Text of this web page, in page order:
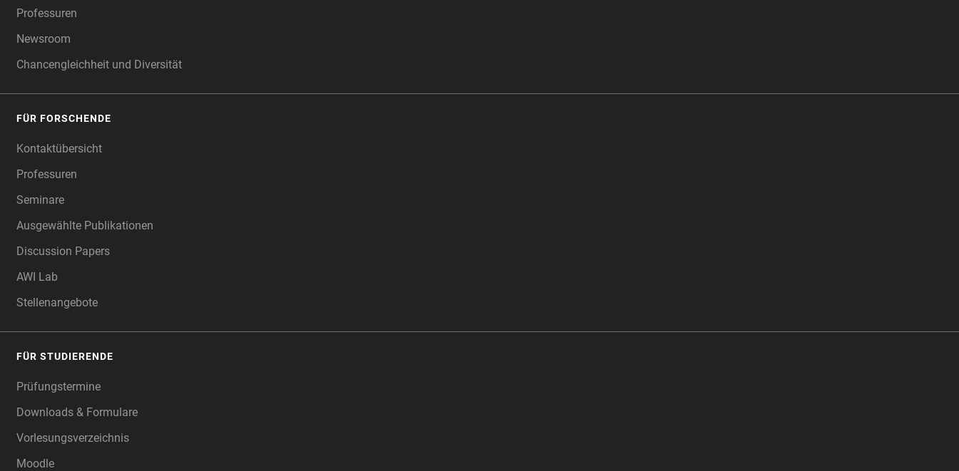
Professuren
Newsroom
Chancengleichheit und Diversität
FÜR FORSCHENDE
Kontaktübersicht
Professuren
Seminare
Ausgewählte Publikationen
Discussion Papers
AWI Lab
Stellenangebote
FÜR STUDIERENDE
Prüfungstermine
Downloads & Formulare
Vorlesungsverzeichnis
Moodle